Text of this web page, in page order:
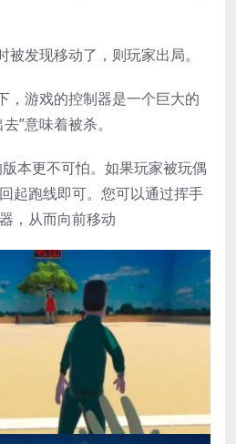
被发现移动了，则玩家出局。
，游戏的控制器是一个巨大的
”意味着被杀。
本更不可怕。如果玩家被玩偶
起跑线即可。您可以通过挥手
，从而向前移动